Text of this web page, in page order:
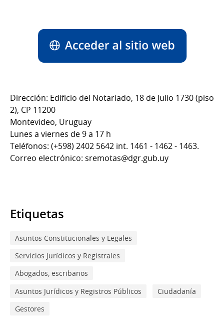
Dirección: Edificio del Notariado, 18 de Julio 1730 (piso
2), CP 11200
Montevideo, Uruguay
Lunes a viernes de 9 a 17 h
Teléfonos: (+598) 2402 5642 int. 1461 - 1462 - 1463.
Correo electrónico: sremotas@dgr.gub.uy
Etiquetas
Asuntos Constitucionales y Legales
Servicios Jurídicos y Registrales
Abogados, escribanos
Asuntos Jurídicos y Registros Públicos
Ciudadanía
Gestores